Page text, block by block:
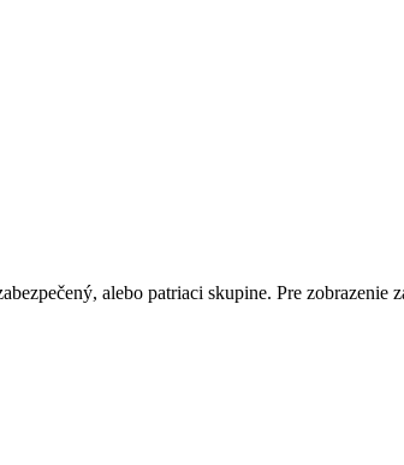
alebo patriaci skupine. Pre